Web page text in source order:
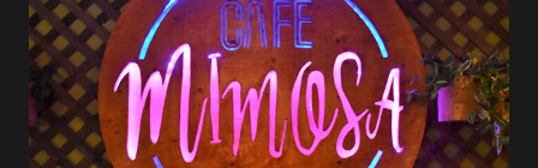
bactéries et microbes. Ce sont des produits entièrement
faits au Québec vendus en 4 formats : 60 ml pour glisser
dans son sac (2,75$), en pompes de 500 ml (10,50$) et 700
ml (14,50$) ou en bidon de 4 litres (50$), parfait pour les
commerçants. 3/ Le Jack Saloon du Quartier Dix30 fête